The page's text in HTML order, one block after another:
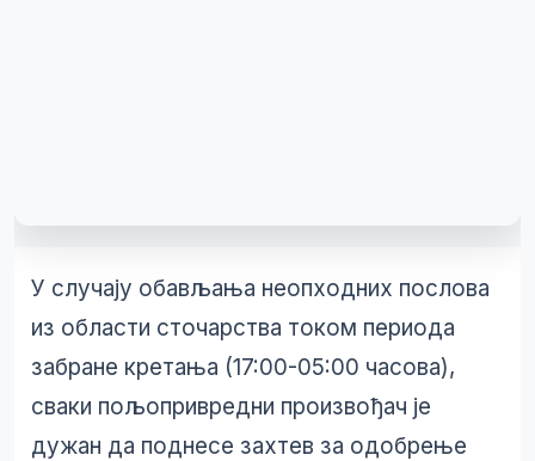
У случају обављања неопходних послова
из области сточарства током периода
забране кретањa (17:00-05:00 часова),
сваки пољопривредни произвођач је
дужан да поднесе захтев за одобрење